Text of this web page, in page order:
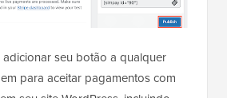
seu botão a qualquer
para aceitar pagamentos com